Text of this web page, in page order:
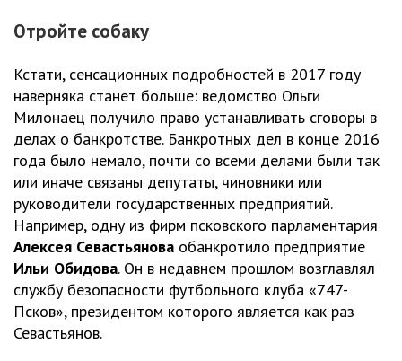
Отройте собаку
Кстати, сенсационных подробностей в 2017 году
наверняка станет больше: ведомство Ольги
Милонаец получило право устанавливать сговоры в
делах о банкротстве. Банкротных дел в конце 2016
года было немало, почти со всеми делами были так
или иначе связаны депутаты, чиновники или
руководители государственных предприятий.
Например, одну из фирм псковского парламентария
Алексея Севастьянова обанкротило предприятие
Ильи Обидова. Он в недавнем прошлом возглавлял
службу безопасности футбольного клуба «747-
Псков», президентом которого является как раз
Севастьянов.